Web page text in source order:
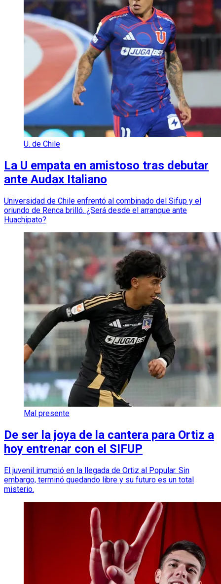
U. de Chile
La U empata en amistoso tras debutar
ante Audax Italiano
Universidad de Chile enfrentó al combinado del Sifup y el
oriundo de Renca brilló. ¿Será desde el arranque ante
Huachipato?
Mal presente
De ser la joya de la cantera para Ortiz a
hoy entrenar con el SIFUP
El juvenil irrumpió en la llegada de Ortiz al Popular. Sin
embargo, terminó quedando libre y su futuro es un total
misterio.